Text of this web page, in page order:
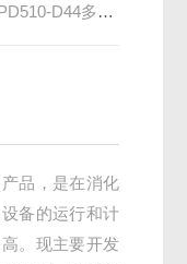
D44多功能电表
品，是在消化
备的运行和计
。现主要开发